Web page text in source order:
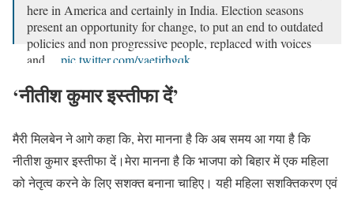
here in America and certainly in India. Election seasons
present an opportunity for change, to put an end to outdated
policies and non progressive people, replaced with voices
and… pic.twitter.com/yaetjrhgqk
— Mary Millben (@MaryMillben)
‘नीतीश कुमार इस्तीफा दें’
मैरी मिलबेन ने आगे कहा कि, मेरा मानना ​​है कि अब समय आ गया है कि
नीतीश कुमार इस्तीफा दें।मेरा मानना ​​है कि भाजपा को बिहार में एक महिला
को नेतृत्व करने के लिए सशक्त बनाना चाहिए। यही महिला सशक्तिकरण एवं